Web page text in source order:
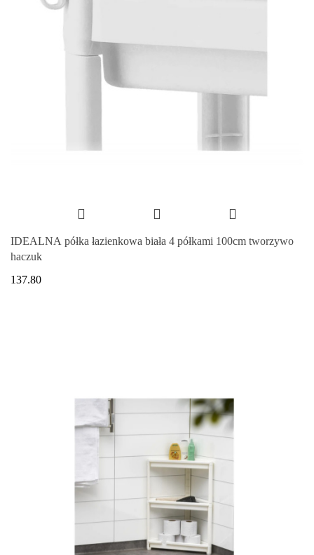
IDEALNA półka łazienkowa biała 4 półkami 100cm tworzywo
haczuk
137.80